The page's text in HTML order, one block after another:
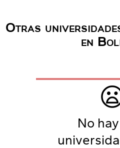
Otras
en
No